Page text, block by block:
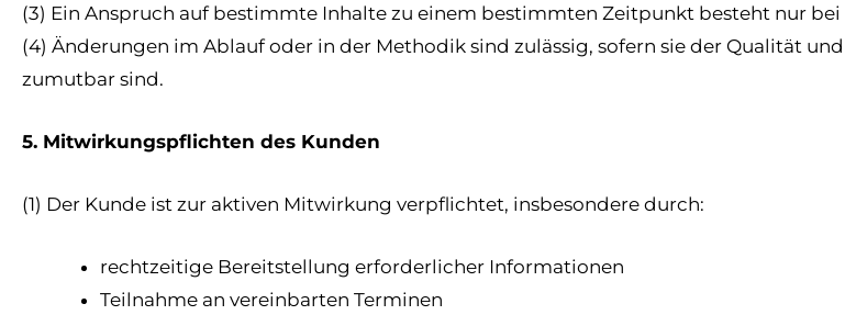
(3) Ein Anspruch auf bestimmte Inhalte zu einem bestimmten Zeitpunkt besteht nur
(4) Änderungen im Ablauf oder in der Methodik sind zulässig, sofern sie der Qualität
zumutbar sind.
5. Mitwirkungspflichten des Kunden
(1) Der Kunde ist zur aktiven Mitwirkung verpflichtet, insbesondere durch:
rechtzeitige Bereitstellung erforderlicher Informationen
Teilnahme an vereinbarten Terminen